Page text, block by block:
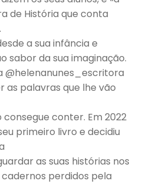
de História que conta
a sua infância e
sabor da sua imaginação.
@helenanunes_escritora
as palavras que lhe vão
consegue conter. Em 2022
primeiro livro e decidiu
as suas histórias nos
perdidos pela